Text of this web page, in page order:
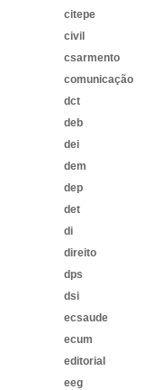
citepe
civil
csarmento
comunicação
dct
deb
dei
dem
dep
det
di
direito
dps
dsi
ecsaude
ecum
editorial
eeg